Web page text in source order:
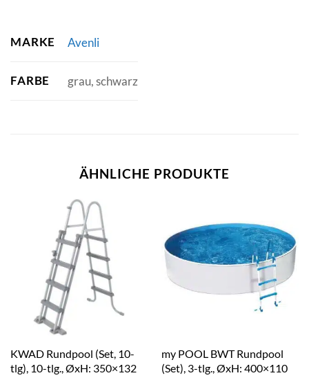
MARKE Avenli
FARBE grau, schwarz
ÄHNLICHE PRODUKTE
KWAD Rundpool (Set, 10-
tlg), 10-tlg., ØxH: 350×132
my POOL BWT Rundpool
(Set), 3-tlg., ØxH: 400×110